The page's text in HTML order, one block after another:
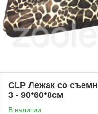
CLP Лежак со
3 - 90*60*8см
В наличии